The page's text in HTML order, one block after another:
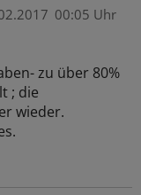
00:05 Uhr
zu über 80%
; die
wieder.